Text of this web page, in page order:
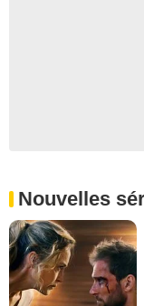
Nouvelles